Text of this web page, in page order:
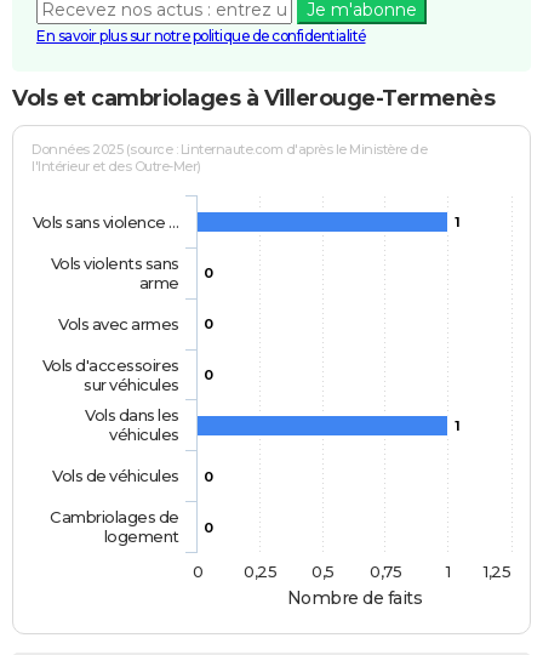
Je m'abonne
En savoir plus sur notre politique de confidentialité
Vols et cambriolages à Villerouge-Termenès
Nombre de faits
Données 2025 (source : Linternaute.com d'après le Ministère de
l'Intérieur et des Outre-Mer)
1
0
0
0
1
0
0
Vols sans violence …
Vols violents sans
arme
Vols avec armes
Vols d'accessoires
sur véhicules
Vols dans les
véhicules
Vols de véhicules
Cambriolages de
logement
0
1
0,25 0,5 0,75 1,25